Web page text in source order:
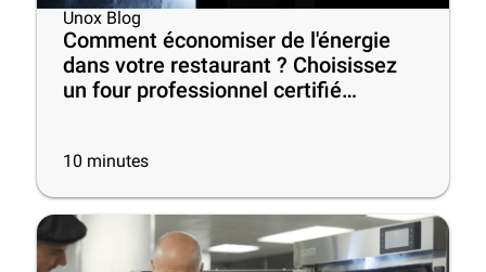
Unox Blog
Comment économiser de l'énergie
dans votre restaurant ? Choisissez
un four professionnel certifié
10 minutes